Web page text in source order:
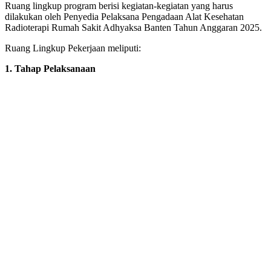
Ruang lingkup program berisi kegiatan-kegiatan yang harus
dilakukan oleh Penyedia Pelaksana Pengadaan Alat Kesehatan
Radioterapi Rumah Sakit Adhyaksa Banten Tahun Anggaran 2025.
Ruang Lingkup Pekerjaan meliputi:
1. Tahap Pelaksanaan